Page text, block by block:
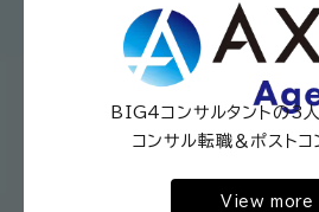
BIG4コンサルタントの3
コンサル転職＆ポスト
View more